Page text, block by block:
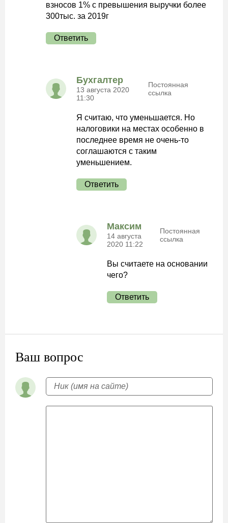
взносов 1% с превышения выручки более
300тыс. за 2019г
Ответить
Бухгалтер
13 августа 2020
11:30
Постоянная
ссылка
Я считаю, что уменьшается. Но
налоговики на местах особенно в
последнее время не очень-то
соглашаются с таким
уменьшением.
Ответить
Максим
14 августа
2020 11:22
Постоянная
ссылка
Вы считаете на основании
чего?
Ответить
Ваш вопрос